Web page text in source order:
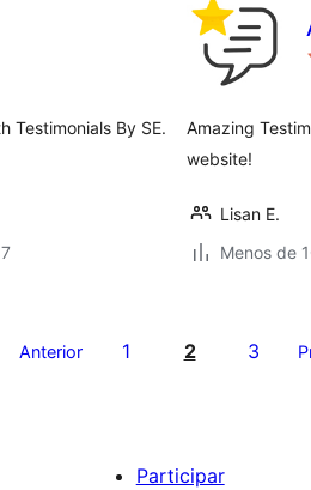
Testimonials By SE.
Amazing
website!
Lisan E.
Menos de
Anterior 1 2 3
Participar